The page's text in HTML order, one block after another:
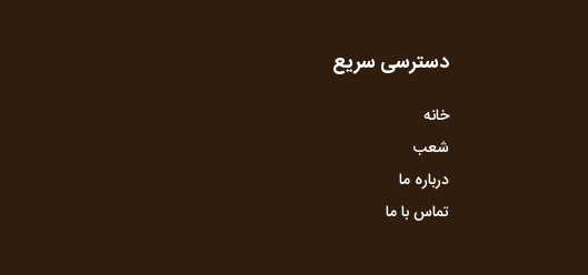
دسترسی سریع
خانه
شعب
درباره ما
تماس با ما